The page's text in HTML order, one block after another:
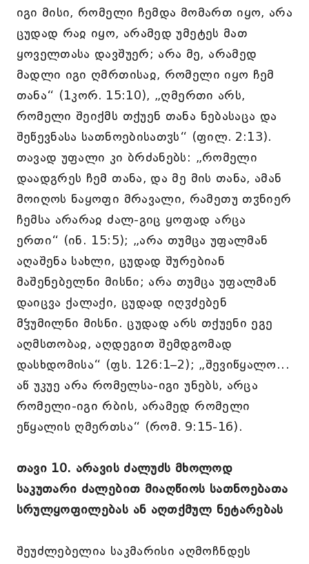
იგი მისი, რომელი ჩემდა მომართ იყო, არა
ცუდად რაჲ იყო, არამედ უმეტეს მათ
ყოველთასა დავშუერ; არა მე, არამედ
მადლი იგი ღმრთისაჲ, რომელი იყო ჩემ
თანა“ (1კორ. 15:10), „ღმერთი არს,
რომელი შეიქმს თქუენ თანა ნებასაცა და
შეწევნასა სათნოებისათჳს“ (ფილ. 2:13).
თავად უფალი კი ბრძანებს: „რომელი
დაადგრეს ჩემ თანა, და მე მის თანა, ამან
მოიღოს ნაყოფი მრავალი, რამეთუ თჳნიერ
ჩემსა არარაჲ ძალ-გიც ყოფად არცა
ერთი“ (ინ. 15:5); „არა თუმცა უფალმან
აღაშენა სახლი, ცუდად შურებიან
მაშენებელნი მისნი; არა თუმცა უფალმან
დაიცვა ქალაქი, ცუდად იღჳძებენ
მჴუმილნი მისნი. ცუდად არს თქუენი ეგე
აღმსთობაჲ, აღდეგით შემდგომად
დასხდომისა“ (ფს. 126:1–2); „შევიწყალო...
აწ უკუე არა რომელსა-იგი უნებს, არცა
რომელი-იგი რბის, არამედ რომელი
ეწყალის ღმერთსა“ (რომ. 9:15-16).
თავი 10. არავის ძალუძს მხოლოდ
საკუთარი ძალებით მიაღწიოს სათნოებათა
სრულყოფილებას ან აღთქმულ ნეტარებას
შეუძლებელია საკმარისი აღმოჩნდეს